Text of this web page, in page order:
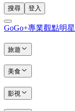
搜尋 登入
GoGo+專業觀點明星
旅遊
美食
影視